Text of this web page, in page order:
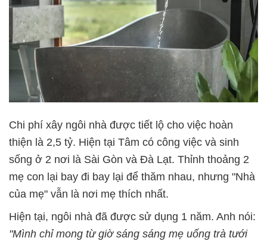
Chi phí xây ngôi nhà được tiết lộ cho việc hoàn
thiện là 2,5 tỷ. Hiện tại Tâm có công việc và sinh
sống ở 2 nơi là Sài Gòn và Đà Lạt. Thỉnh thoảng 2
mẹ con lại bay đi bay lại để thăm nhau, nhưng "Nhà
của mẹ" vẫn là nơi mẹ thích nhất.
Hiện tại, ngôi nhà đã được sử dụng 1 năm. Anh nói:
"Mình chỉ mong từ giờ sáng sáng mẹ uống trà tưới